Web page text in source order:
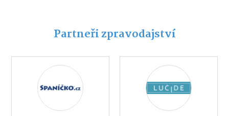
Partneři zpravodajství